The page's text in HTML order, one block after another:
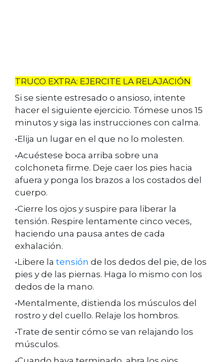
TRUCO EXTRA: EJERCITE LA RELAJACIÓN
Si se siente estresado o ansioso, intente
hacer el siguiente ejercicio. Tómese unos 15
minutos y siga las instrucciones con calma.
•Elija un lugar en el que no lo molesten.
•Acuéstese boca arriba sobre una
colchoneta firme. Deje caer los pies hacia
afuera y ponga los brazos a los costados del
cuerpo.
•Cierre los ojos y suspire para liberar la
tensión. Respire lentamente cinco veces,
haciendo una pausa antes de cada
exhalación.
•Libere la tensión de los dedos del pie, de los
pies y de las piernas. Haga lo mismo con los
dedos de la mano.
•Mentalmente, distienda los músculos del
rostro y del cuello. Relaje los hombros.
•Trate de sentir cómo se van relajando los
músculos.